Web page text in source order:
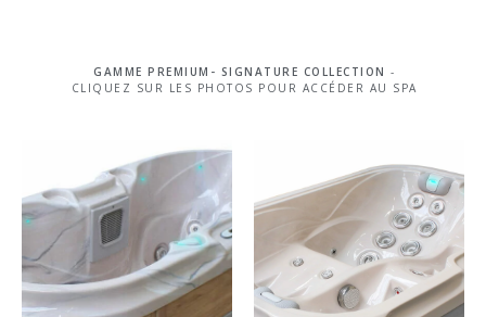
GAMME PREMIUM- SIGNATURE COLLECTION -
CLIQUEZ SUR LES PHOTOS POUR ACCÉDER AU SPA
BLISS
2 places – 25 jets
INDULGEN
CE
2 places – 40 jets